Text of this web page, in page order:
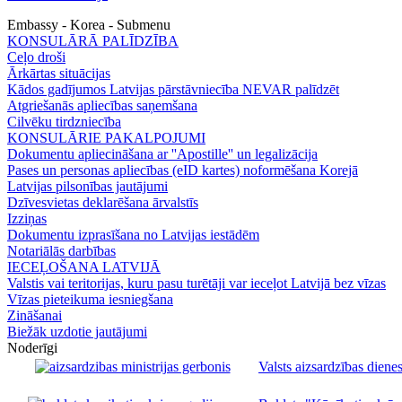
Embassy - Korea - Submenu
KONSULĀRĀ PALĪDZĪBA
Ceļo droši
Ārkārtas situācijas
Kādos gadījumos Latvijas pārstāvniecība NEVAR palīdzēt
Atgriešanās apliecības saņemšana
Cilvēku tirdzniecība
KONSULĀRIE PAKALPOJUMI
Dokumentu apliecināšana ar ''Apostille'' un legalizācija
Pases un personas apliecības (eID kartes) noformēšana Korejā
Latvijas pilsonības jautājumi
Dzīvesvietas deklarēšana ārvalstīs
Izziņas
Dokumentu izprasīšana no Latvijas iestādēm
Notariālās darbības
IECEĻOŠANA LATVIJĀ
Valstis vai teritorijas, kuru pasu turētāji var ieceļot Latvijā bez vīzas
Vīzas pieteikuma iesniegšana
Zināšanai
Biežāk uzdotie jautājumi
Noderīgi
Valsts aizsardzības